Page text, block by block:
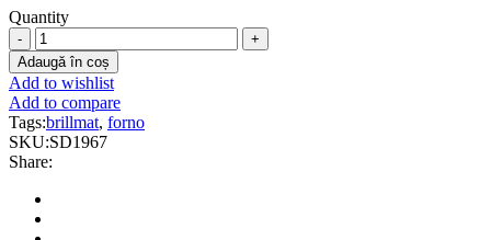
Quantity
BRILLMAT
FORNO
-
Soluţie
concentrată,
cu
efect
antibacterian
quantity
Adaugă în coș
Add to wishlist
Add to compare
Tags:brillmat, forno
SKU:SD1967
Share: